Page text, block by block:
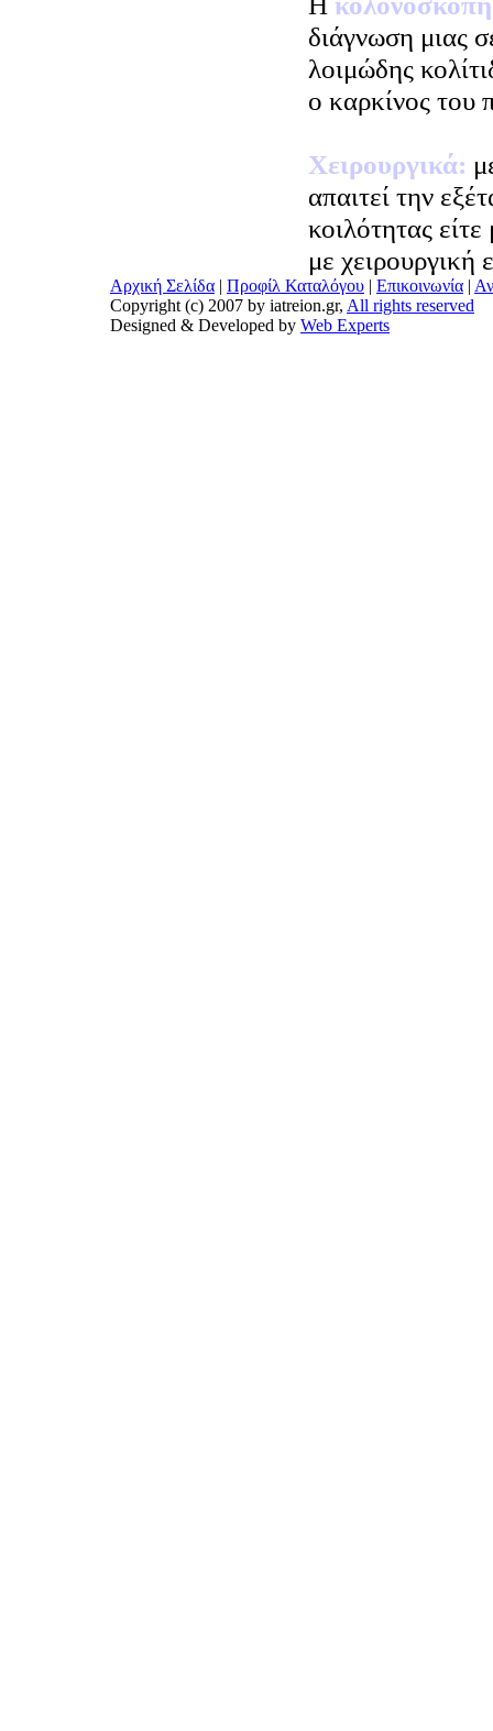
διάγνωση μιας
λοιμώδης
ο καρκίνος του
Χειρουργικά:
απαιτεί την
κοιλότητας
με χειρουργική
Αρχική Σελίδα | Προφίλ Καταλόγου | Επικοινωνία |
Copyright (c) 2007 by iatreion.gr, All rights reserved
Designed & Developed by Web Experts